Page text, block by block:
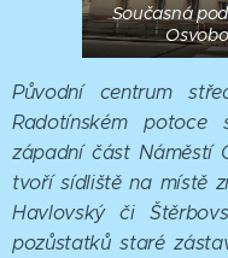
Současná
Původní centrum
Radotínském
západní část Náměstí
tvoří sídliště na místě
Havlovský či
pozůstatků staré